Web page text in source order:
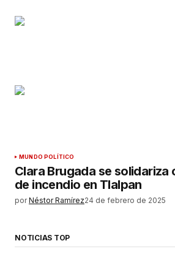
MUNDO POLÍTICO
Clara Brugada se solidariza
de incendio en Tlalpan
por Néstor Ramírez24 de febrero de 2025
NOTICIAS TOP